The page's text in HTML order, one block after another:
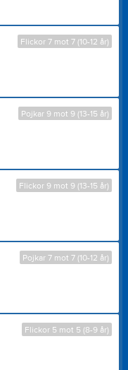
Flickor 7 mot 7 (10-12 år)
Pojkar 9 mot 9 (13-15 år)
Flickor 9 mot 9 (13-15 år)
Pojkar 7 mot 7 (10-12 år)
Flickor 5 mot 5 (8-9 år)